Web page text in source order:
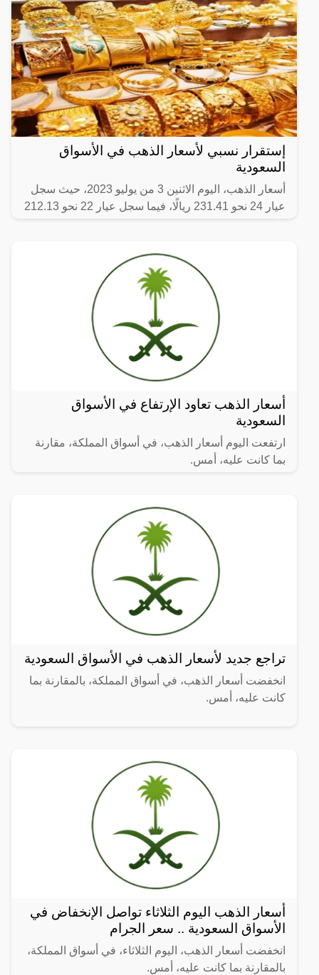
إستقرار نسبي لأسعار الذهب في الأسواق
السعودية
أسعار الذهب، اليوم الاثنين 3 من يوليو 2023، حيث سجل
عيار 24 نحو 231.41 ريالًا، فيما سجل عيار 22 نحو 212.13
أسعار الذهب تعاود الإرتفاع في الأسواق
السعودية
ارتفعت اليوم أسعار الذهب، في أسواق المملكة، مقارنة
بما كانت عليه، أمس.
تراجع جديد لأسعار الذهب في الأسواق السعودية
انخفضت أسعار الذهب، في أسواق المملكة، بالمقارنة بما
كانت عليه، أمس.
أسعار الذهب اليوم الثلاثاء تواصل الإنخفاض في
الأسواق السعودية .. سعر الجرام
انخفضت أسعار الذهب، اليوم الثلاثاء، في أسواق المملكة،
بالمقارنة بما كانت عليه، أمس.